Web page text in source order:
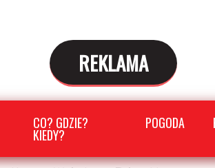
REKLAMA
CO? GDZIE?
KIEDY?
POGODA